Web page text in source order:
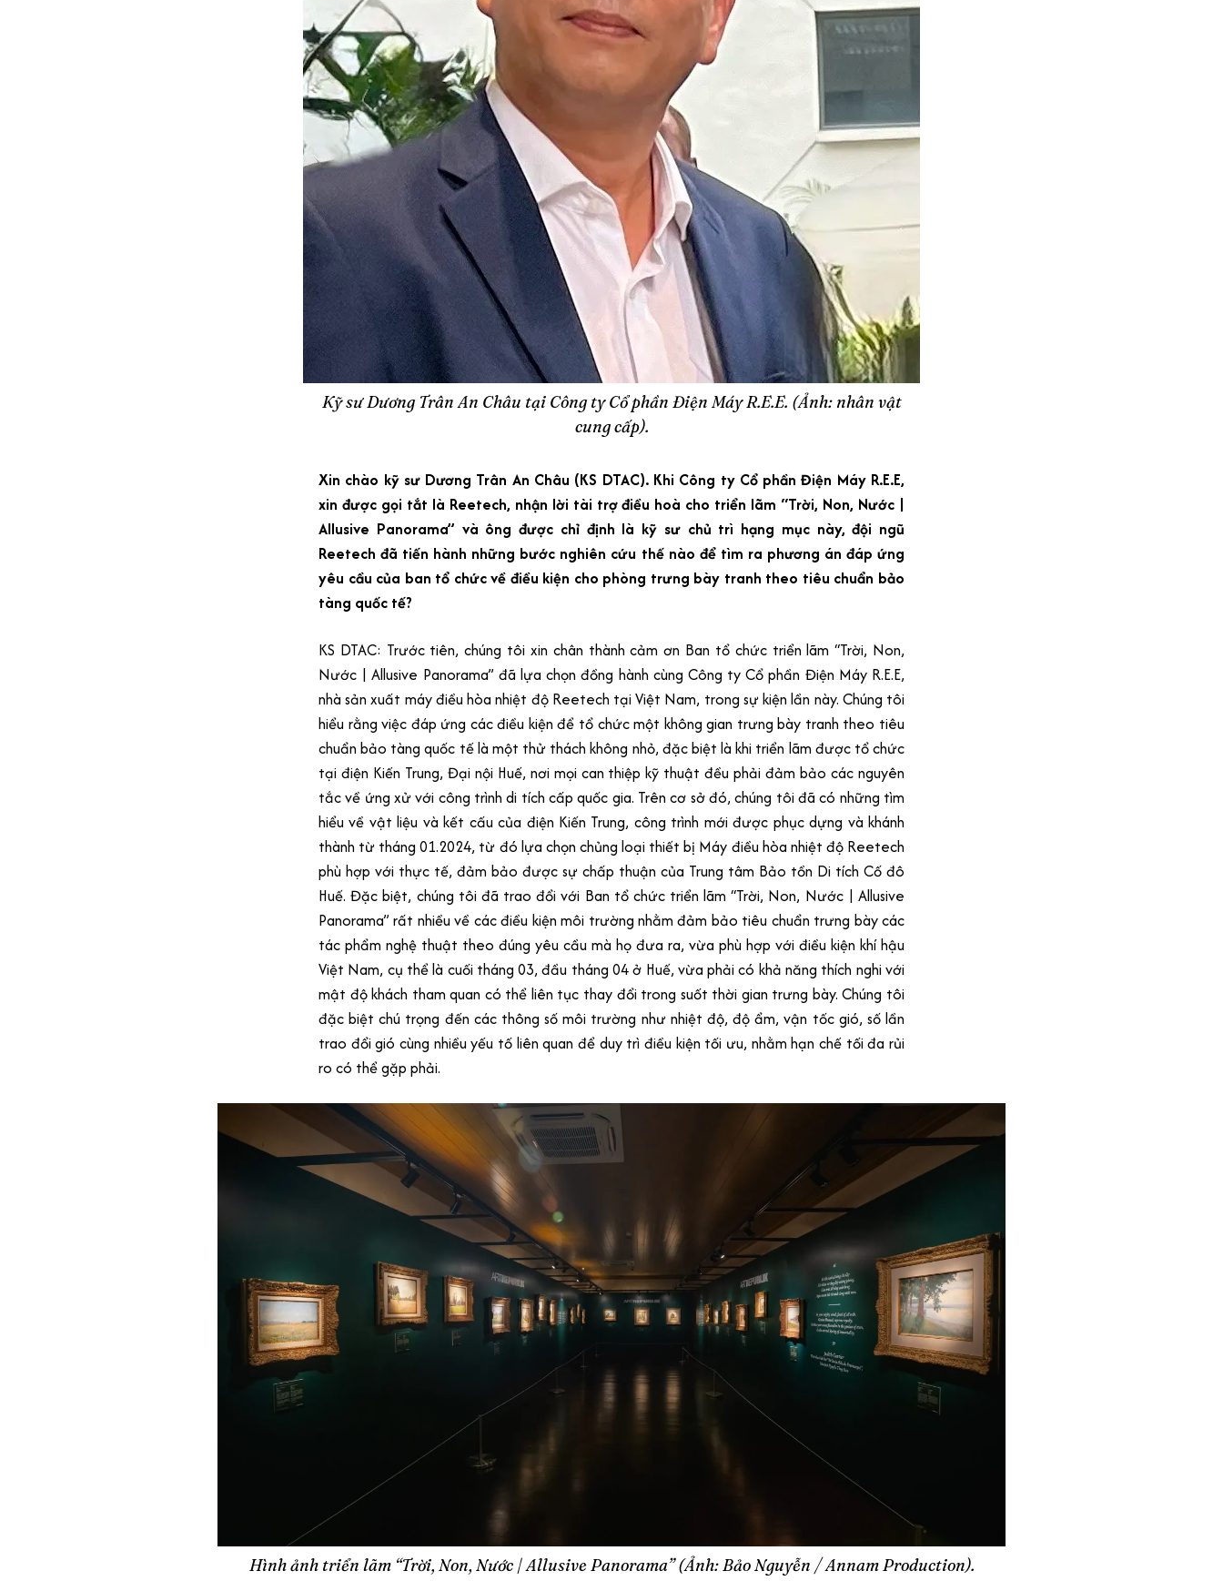
Kỹ sư Dương Trân An Châu tại Công ty Cổ phần Điện Máy R.E.E. (Ảnh: nhân vật
cung cấp).
Xin chào kỹ sư Dương Trân An Châu (KS DTAC). Khi Công ty Cổ phần Điện Máy R.E.E,
xin được gọi tắt là Reetech, nhận lời tài trợ điều hoà cho triển lãm “Trời, Non, Nước |
Allusive Panorama” và ông được chỉ định là kỹ sư chủ trì hạng mục này, đội ngũ
Reetech đã tiến hành những bước nghiên cứu thế nào để tìm ra phương án đáp ứng
yêu cầu của ban tổ chức về điều kiện cho phòng trưng bày tranh theo tiêu chuẩn bảo
tàng quốc tế?
KS DTAC: Trước tiên, chúng tôi xin chân thành cảm ơn Ban tổ chức triển lãm “Trời, Non,
Nước | Allusive Panorama” đã lựa chọn đồng hành cùng Công ty Cổ phần Điện Máy R.E.E,
nhà sản xuất máy điều hòa nhiệt độ Reetech tại Việt Nam, trong sự kiện lần này. Chúng tôi
hiểu rằng việc đáp ứng các điều kiện để tổ chức một không gian trưng bày tranh theo tiêu
chuẩn bảo tàng quốc tế là một thử thách không nhỏ, đặc biệt là khi triển lãm được tổ chức
tại điện Kiến Trung, Đại nội Huế, nơi mọi can thiệp kỹ thuật đều phải đảm bảo các nguyên
tắc về ứng xử với công trình di tích cấp quốc gia. Trên cơ sở đó, chúng tôi đã có những tìm
hiểu về vật liệu và kết cấu của điện Kiến Trung, công trình mới được phục dựng và khánh
thành từ tháng 01.2024, từ đó lựa chọn chủng loại thiết bị Máy điều hòa nhiệt độ Reetech
phù hợp với thực tế, đảm bảo được sự chấp thuận của Trung tâm Bảo tồn Di tích Cố đô
Huế. Đặc biệt, chúng tôi đã trao đổi với Ban tổ chức triển lãm “Trời, Non, Nước | Allusive
Panorama” rất nhiều về các điều kiện môi trường nhằm đảm bảo tiêu chuẩn trưng bày các
tác phẩm nghệ thuật theo đúng yêu cầu mà họ đưa ra, vừa phù hợp với điều kiện khí hậu
Việt Nam, cụ thể là cuối tháng 03, đầu tháng 04 ở Huế, vừa phải có khả năng thích nghi với
mật độ khách tham quan có thể liên tục thay đổi trong suốt thời gian trưng bày. Chúng tôi
đặc biệt chú trọng đến các thông số môi trường như nhiệt độ, độ ẩm, vận tốc gió, số lần
trao đổi gió cùng nhiều yếu tố liên quan để duy trì điều kiện tối ưu, nhằm hạn chế tối đa rủi
ro có thể gặp phải.
Hình ảnh triển lãm “Trời, Non, Nước | Allusive Panorama” (Ảnh: Bảo Nguyễn / Annam Production).